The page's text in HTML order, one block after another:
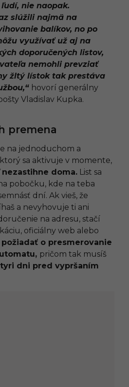
nie naopak.
slúžili najmä na
balíkov, no po
využívať už aj na
doporučených listov,
nemohli prevziať
žltý lístok tak prestáva
hovorí generálny
Vladislav Kupka.
premena
na jednoduchom a
sa aktivuje v momente,
nezastihne doma. List sa
pobočku, kde na teba
dní. Ak vieš, že
a nevyhovuje ti ani
na adresu, stačí
oficiálny web alebo
požiadať o presmerovanie
pričom tak musíš
dni pred vypršaním